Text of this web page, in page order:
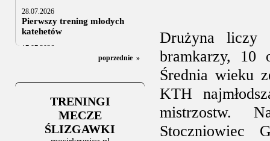
28.07.2026
Pierwszy trening młodych
katehetów
17.07.2026
U20: z kraju i z zagranicy
Za trzy tygodnie na lód
06.07.2025
Stowarzyszenie po Walnym
poprzednie »
TRENINGI
MECZE
ŚLIZGAWKI
Drużyna
bramkarzy, 10
Średnia wieku
KTH
mistrzostw.
Stoczniowiec